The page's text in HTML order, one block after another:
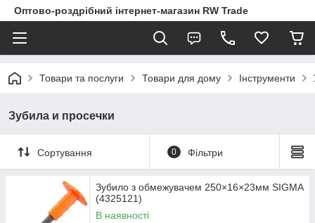
Оптово-роздрібний інтернет-магазин RW Trade
Товари та послуги Товари для дому Інструменти
Зубила и просечки
Сортування 0 Фільтри
Зубило з обмежувачем 250×16×23мм SIGMA
(4325121)
В наявності